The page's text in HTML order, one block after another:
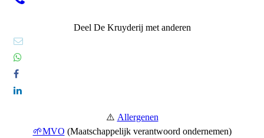
Deel De Kruyderij met anderen
⚠️ Allergenen
🌱MVO (Maatschappelijk verantwoord ondernemen)